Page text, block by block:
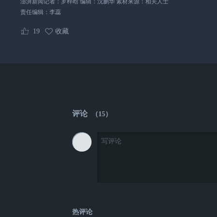
澎湃新闻记者：罗梓晗 编辑：沈鹏华 素材来源：相关人士
责任编辑： 李蕊
19 收藏
评论 （15）
热评论